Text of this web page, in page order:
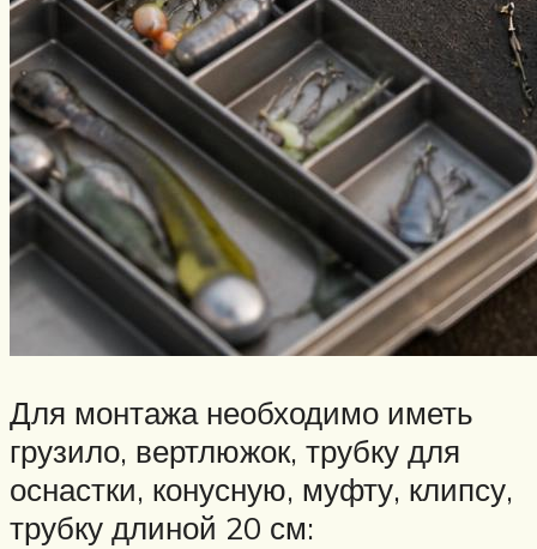
Для монтажа необходимо иметь
грузило, вертлюжок, трубку для
оснастки, конусную, муфту, клипсу,
трубку длиной 20 см: